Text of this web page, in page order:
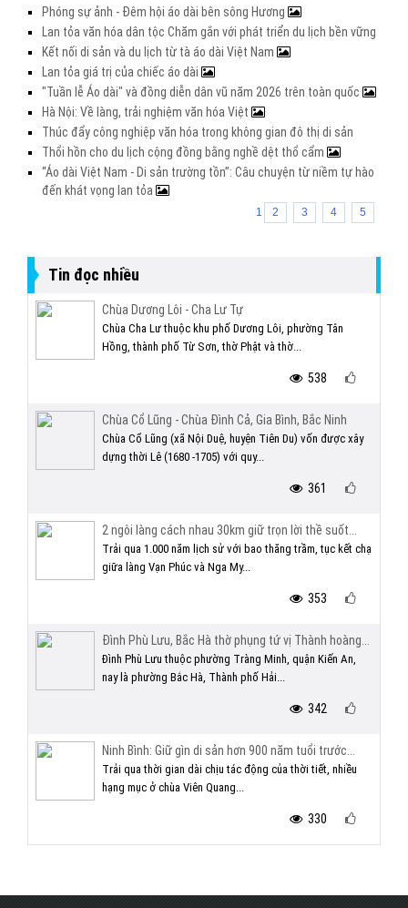
Phóng sự ảnh - Đêm hội áo dài bên sông Hương
Lan tỏa văn hóa dân tộc Chăm gắn với phát triển du lịch bền vững
Kết nối di sản và du lịch từ tà áo dài Việt Nam
Lan tỏa giá trị của chiếc áo dài
"Tuần lễ Áo dài" và đồng diễn dân vũ năm 2026 trên toàn quốc
Hà Nội: Về làng, trải nghiệm văn hóa Việt
Thúc đẩy công nghiệp văn hóa trong không gian đô thị di sản
Thổi hồn cho du lịch cộng đồng bằng nghề dệt thổ cẩm
“Áo dài Việt Nam - Di sản trường tồn”: Câu chuyện từ niềm tự hào
đến khát vọng lan tỏa
1 2 3 4 5
Tin đọc nhiều
Chùa Dương Lôi - Cha Lư Tự
Chùa Cha Lư thuộc khu phố Dương Lôi, phường Tân
Hồng, thành phố Từ Sơn, thờ Phật và thờ...
538
Chùa Cổ Lũng - Chùa Đình Cả, Gia Bình, Bắc Ninh
Chùa Cổ Lũng (xã Nội Duệ, huyện Tiên Du) vốn được xây
dựng thời Lê (1680 -1705) với quy...
361
2 ngôi làng cách nhau 30km giữ trọn lời thề suốt...
Trải qua 1.000 năm lịch sử với bao thăng trầm, tục kết chạ
giữa làng Vạn Phúc và Nga My...
353
Đình Phù Lưu, Bắc Hà thờ phụng tứ vị Thành hoàng...
Đình Phù Lưu thuộc phường Tràng Minh, quận Kiến An,
nay là phường Bắc Hà, Thành phố Hải...
342
Ninh Bình: Giữ gìn di sản hơn 900 năm tuổi trước...
Trải qua thời gian dài chịu tác động của thời tiết, nhiều
hạng mục ở chùa Viên Quang...
330